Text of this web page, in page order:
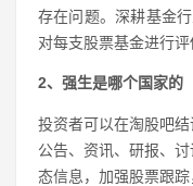
存在问题。深耕基金
对每支股票基金进行
2、强生是哪个国家的
投资者可以在淘股吧
公告、资讯、研报、
态信息，加强股票跟